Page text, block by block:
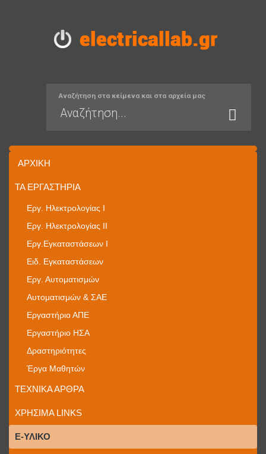
Αναζήτηση στα κείμενα και στα αρχεία μας
ΑΡΧΙΚΉ
ΤΑ ΕΡΓΑΣΤΉΡΙΑ
Εργ. Ηλεκτρολογίας I
Εργ. Ηλεκτρολογίας II
Εργ.Εγκαταστάσεων Ι
Ειδ. Εγκαταστάσεων
Εργ. Αυτοματισμών
Αυτοματισμών & ΣΑΕ
Εργαστήριο ΑΠΕ
Εργαστήριο ΗΣΑ
Δραστηριότητες
Έργα Μαθητών
ΤΕΧΝΙΚΆ ΆΡΘΡΑ
ΧΡΉΣΙΜΑ LINKS
E-ΥΛΙΚΌ